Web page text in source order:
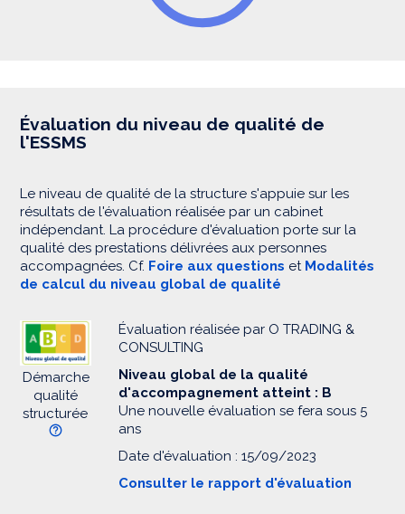
Évaluation du niveau de qualité de
l'ESSMS
Le niveau de qualité de la structure s'appuie sur les
résultats de l'évaluation réalisée par un cabinet
indépendant. La procédure d'évaluation porte sur la
qualité des prestations délivrées aux personnes
accompagnées. Cf. Foire aux questions et Modalités
de calcul du niveau global de qualité
Démarche
qualité
structurée
Évaluation réalisée par O TRADING &
CONSULTING
Niveau global de la qualité
d'accompagnement atteint : B
Une nouvelle évaluation se fera sous 5
ans
Date d'évaluation : 15/09/2023
Consulter le rapport d'évaluation